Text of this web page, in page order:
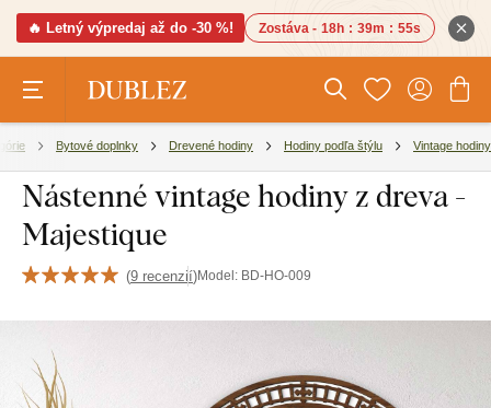
🔥 Letný výpredaj až do -30 %! Zostáva - 18h : 39m : 55s
Bytové doplnky Drevené hodiny Hodiny podľa štýlu Vintage hodiny
Nástenné vintage hodiny z dreva -
Majestique
(9 recenzií)Model: BD-HO-009